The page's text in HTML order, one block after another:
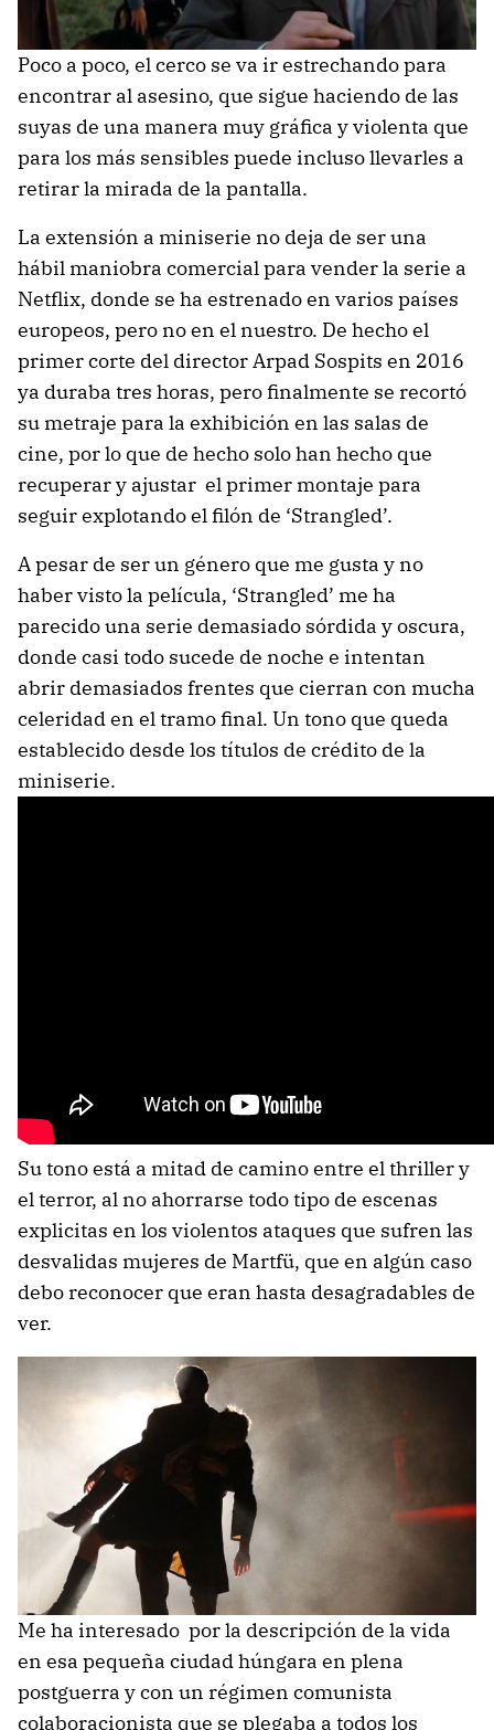
Poco a poco, el cerco se va ir estrechando para
encontrar al asesino, que sigue haciendo de las
suyas de una manera muy gráfica y violenta que
para los más sensibles puede incluso llevarles a
retirar la mirada de la pantalla.
La extensión a miniserie no deja de ser una
hábil maniobra comercial para vender la serie a
Netflix, donde se ha estrenado en varios países
europeos, pero no en el nuestro. De hecho el
primer corte del director Arpad Sospits en 2016
ya duraba tres horas, pero finalmente se recortó
su metraje para la exhibición en las salas de
cine, por lo que de hecho solo han hecho que
recuperar y ajustar el primer montaje para
seguir explotando el filón de ‘Strangled’.
A pesar de ser un género que me gusta y no
haber visto la película, ‘Strangled’ me ha
parecido una serie demasiado sórdida y oscura,
donde casi todo sucede de noche e intentan
abrir demasiados frentes que cierran con mucha
celeridad en el tramo final. Un tono que queda
establecido desde los títulos de crédito de la
miniserie.
Su tono está a mitad de camino entre el thriller y
el terror, al no ahorrarse todo tipo de escenas
explicitas en los violentos ataques que sufren las
desvalidas mujeres de Martfü, que en algún caso
debo reconocer que eran hasta desagradables de
ver.
Me ha interesado por la descripción de la vida
en esa pequeña ciudad húngara en plena
postguerra y con un régimen comunista
colaboracionista que se plegaba a todos los